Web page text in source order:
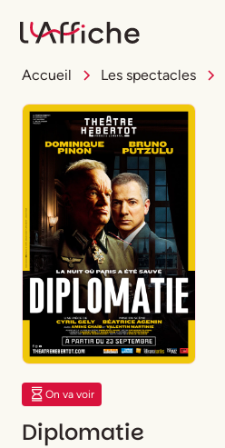
Accueil Les spectacles
On va voir
Diplomatie